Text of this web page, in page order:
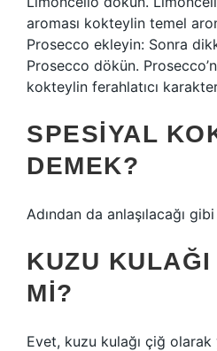
aroması kokteylin temel
Prosecco ekleyin: Sonra
Prosecco dökün.
kokteylin ferahlatıcı
SPESIYAL
DEMEK?
Adından da anlaşılacağı
KUZU
MI?
Evet, kuzu kulağı çiğ